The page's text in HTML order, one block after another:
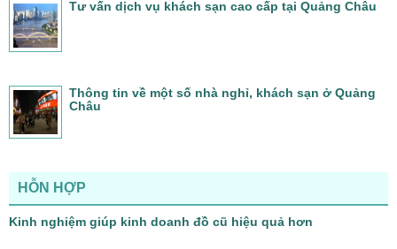
Tư vấn dịch vụ khách sạn cao cấp tại Quảng Châu
Thông tin về một số nhà nghỉ, khách sạn ở Quảng
Châu
HỖN HỢP
Kinh nghiệm giúp kinh doanh đồ cũ hiệu quả hơn